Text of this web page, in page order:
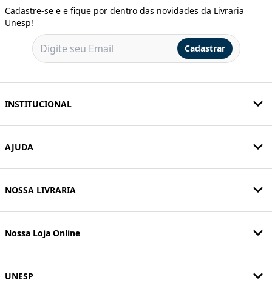
Cadastre-se e e fique por dentro das novidades da Livraria
Unesp!
Cadastrar
INSTITUCIONAL
AJUDA
NOSSA LIVRARIA
Nossa Loja Online
UNESP